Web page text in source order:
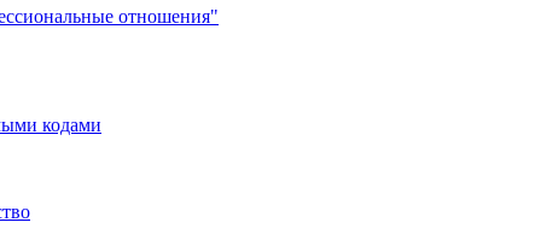
отношения"
кодами